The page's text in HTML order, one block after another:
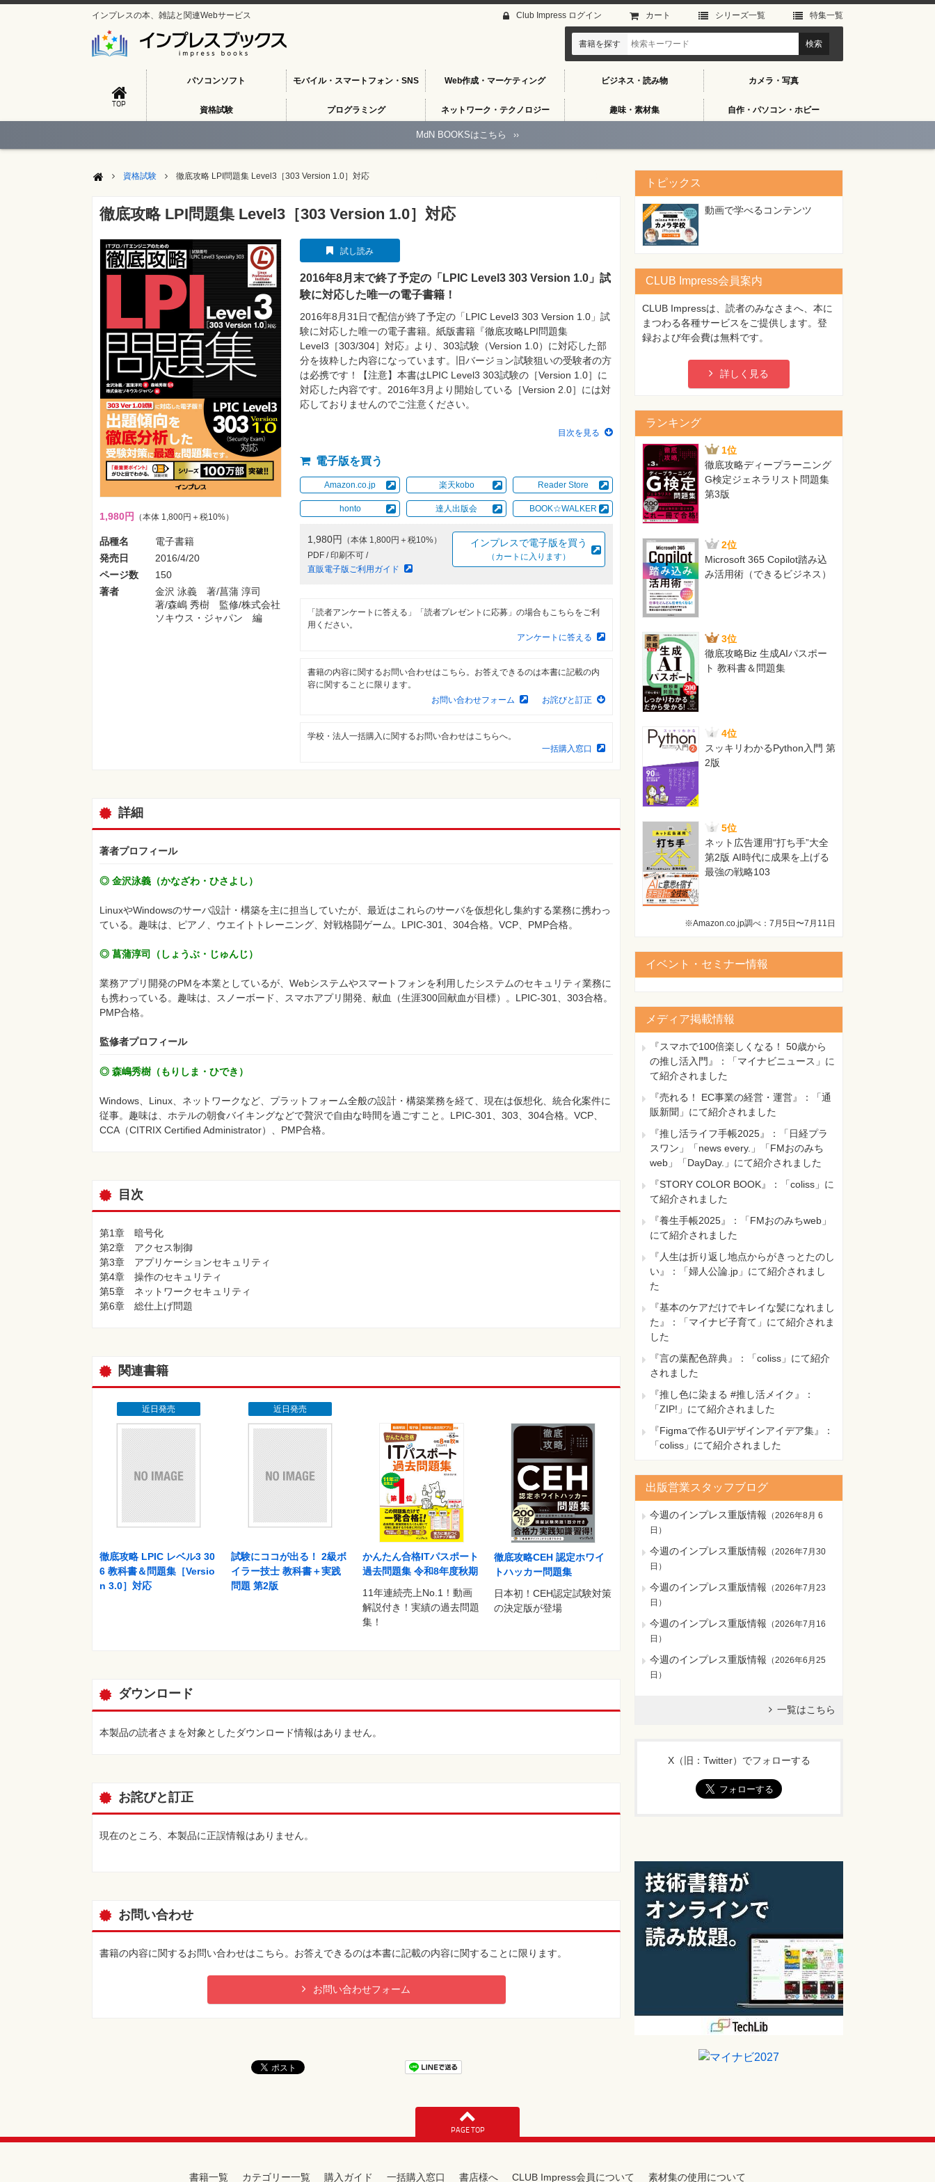
インプレスの本、雑誌と関連Webサービス
TOP
パソコンソフト モバイル・スマートフォン・SNS Web作成・マーケティング ビジネス・読み物 カメラ・写真
資格試験 プログラミング ネットワーク・テクノロジー 趣味・素材集 自作・パソコン・ホビー
Club Impress ログイン カート シリーズ⼀覧 特集⼀覧
書籍を探す
MdN BOOKSはこちら ››
資格試験 徹底攻略 LPI問題集 Level3［303 Version 1.0］対応
徹底攻略 LPI問題集 Level3［303 Version 1.0］対応
1,980円 （本体 1,800円＋税10%）
品種名
電子書籍
発売日
2016/4/20
ページ数
150
著者
金沢 泳義 著/菖蒲 淳司
著/森嶋 秀樹 監修/株式会社
ソキウス・ジャパン 編
試し読み
2016年8月末で終了予定の「LPIC Level3 303 Version 1.0」試
験に対応した唯一の電子書籍！
2016年8月31日で配信が終了予定の「LPIC Level3 303 Version 1.0」試
験に対応した唯一の電子書籍。紙版書籍『徹底攻略LPI問題集
Level3［303/304］対応』より、303試験（Version 1.0）に対応した部
分を抜粋した内容になっています。旧バージョン試験狙いの受験者の方
は必携です！【注意】本書はLPIC Level3 303試験の［Version 1.0］に
対応した内容です。2016年3月より開始している［Version 2.0］には対
応しておりませんのでご注意ください。
目次を見る
電子版を買う
Amazon.co.jp 楽天kobo Reader Store
honto 達人出版会 BOOK☆WALKER
1,980円
（本体 1,800円＋税10%）
PDF / 印刷不可 /
直販電子版ご利用ガイド
インプレスで電子版を買う
（カートに入ります）
「読者アンケートに答える」「読者プレゼントに応募」の場合もこちらをご利
用ください。
アンケートに答える
書籍の内容に関するお問い合わせはこちら。お答えできるのは本書に記載の内
容に関することに限ります。
お問い合わせフォーム
お詫びと訂正
学校・法人一括購入に関するお問い合わせはこちらへ。
一括購入窓口
詳細
著者プロフィール
◎ 金沢泳義（かなざわ・ひさよし）
LinuxやWindowsのサーバ設計・構築を主に担当していたが、最近はこれらのサーバを仮想化し集約する業務に携わっ
ている。趣味は、ピアノ、ウエイトトレーニング、対戦格闘ゲーム。LPIC-301、304合格。VCP、PMP合格。
◎ 菖蒲淳司（しょうぶ・じゅんじ）
業務アプリ開発のPMを本業としているが、Webシステムやスマートフォンを利用したシステムのセキュリティ業務に
も携わっている。趣味は、スノーボード、スマホアプリ開発、献血（生涯300回献血が目標）。LPIC-301、303合格。
PMP合格。
監修者プロフィール
◎ 森嶋秀樹（もりしま・ひでき）
Windows、Linux、ネットワークなど、プラットフォーム全般の設計・構築業務を経て、現在は仮想化、統合化案件に
従事。趣味は、ホテルの朝食バイキングなどで贅沢で自由な時間を過ごすこと。LPIC-301、303、304合格。VCP、
CCA（CITRIX Certified Administrator）、PMP合格。
目次
第1章 暗号化
第2章 アクセス制御
第3章 アプリケーションセキュリティ
第4章 操作のセキュリティ
第5章 ネットワークセキュリティ
第6章 総仕上げ問題
関連書籍
近日発売
徹底攻略 LPIC レベル3 30
6 教科書＆問題集［Versio
n 3.0］対応
近日発売
試験にココが出る！ 2級ボ
イラー技士 教科書＋実践
問題 第2版
かんたん合格ITパスポート
過去問題集 令和8年度秋期
11年連続売上No.1！動画
解説付き！実績の過去問題
集！
徹底攻略CEH 認定ホワイ
トハッカー問題集
日本初！CEH認定試験対策
の決定版が登場
ダウンロード
本製品の読者さまを対象としたダウンロード情報はありません。
お詫びと訂正
現在のところ、本製品に正誤情報はありません。
お問い合わせ
書籍の内容に関するお問い合わせはこちら。お答えできるのは本書に記載の内容に関することに限ります。
お問い合わせフォーム
トピックス
動画で学べるコンテンツ
CLUB Impress会員案内
CLUB Impressは、読者のみなさまへ、本に
まつわる各種サービスをご提供します。登
録および年会費は無料です。
詳しく見る
ランキング
1位
徹底攻略ディープラーニング
G検定ジェネラリスト問題集
第3版
2位
Microsoft 365 Copilot踏み込
み活用術（できるビジネス）
3位
徹底攻略Biz 生成AIパスポー
ト 教科書＆問題集
4位
スッキリわかるPython入門 第
2版
5位
ネット広告運用“打ち手”大全
第2版 AI時代に成果を上げる
最強の戦略103
※Amazon.co.jp調べ：7月5日〜7月11日
イベント・セミナー情報
メディア掲載情報
『スマホで100倍楽しくなる！ 50歳から
の推し活入門』：「マイナビニュース」に
て紹介されました
『売れる！ EC事業の経営・運営』：「通
販新聞」にて紹介されました
『推し活ライフ手帳2025』：「日経プラ
スワン」「news every.」「FMおのみち
web」「DayDay.」にて紹介されました
『STORY COLOR BOOK』：「coliss」に
て紹介されました
『養生手帳2025』：「FMおのみちweb」
にて紹介されました
『人生は折り返し地点からがきっとたのし
い』：「婦人公論.jp」にて紹介されまし
た
『基本のケアだけでキレイな髪になれまし
た』：「マイナビ子育て」にて紹介されま
した
『言の葉配色辞典』：「coliss」にて紹介
されました
『推し色に染まる #推し活メイク』：
「ZIP!」にて紹介されました
『Figmaで作るUIデザインアイデア集』：
「coliss」にて紹介されました
出版営業スタッフブログ
今週のインプレス重版情報 （2026年8月 6
日 ）
今週のインプレス重版情報 （2026年7月30
日 ）
今週のインプレス重版情報 （2026年7月23
日 ）
今週のインプレス重版情報 （2026年7月16
日 ）
今週のインプレス重版情報 （2026年6月25
日 ）
一覧はこちら
X（旧：Twitter）でフォローする
PAGE TOP
書籍一覧 カテゴリー一覧 購入ガイド 一括購入窓口 書店様へ CLUB Impress会員について 素材集の使用について